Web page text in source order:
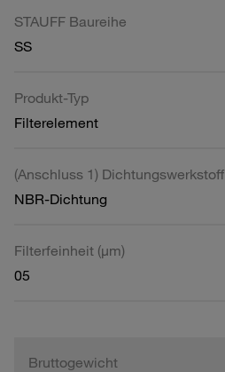
STAUFF Baureihe
SS
Produkt-Typ
Filterelement
(Anschluss 1) Dichtungswerkstoff
NBR-Dichtung
Filterfeinheit (µm)
05
Bruttogewicht